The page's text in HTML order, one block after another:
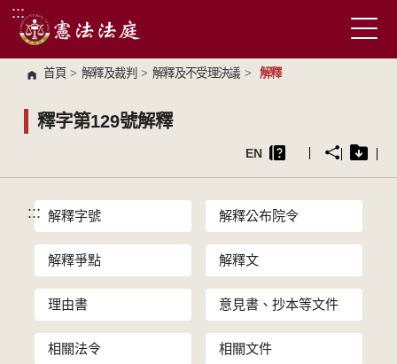
跳到主要內容區塊
:::
首頁 > 解釋及裁判 > 解釋及不受理決議 > 解釋
釋字第129號解釋
EN
::: 解釋字號 解釋公布院令
解釋爭點 解釋文
理由書 意見書、抄本等文件
相關法令 相關文件